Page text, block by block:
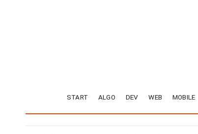
START ALGO DEV WEB MOBILE